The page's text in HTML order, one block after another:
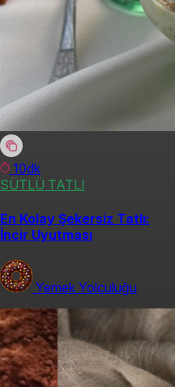
10dk
SÜTLÜ TATLI
En Kolay Şekersiz Tatlı:
İncir Uyutması
Yemek Yolculuğu